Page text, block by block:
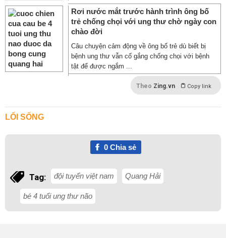
Rơi nước mắt trước hành trình ông bố
trẻ chống chọi với ung thư chờ ngày con
chào đời
Câu chuyện cảm động về ông bố trẻ dù biết bị
bệnh ung thư vẫn cố gắng chống chọi với bệnh
tật để được ngắm ...
Theo Zing.vn Copy link
LỐI SỐNG
0Chia sẻ
Tag: đội tuyển việt nam Quang Hải
bé 4 tuổi ung thư não